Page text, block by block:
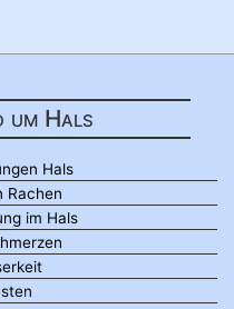
um Hals
Hals
Rachen
im Hals